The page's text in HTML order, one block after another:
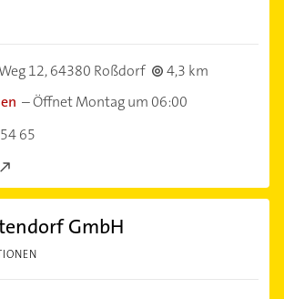
12,64380 Roßdorf
4,3 km
–Öffnet Montag um 06:00
65
GmbH